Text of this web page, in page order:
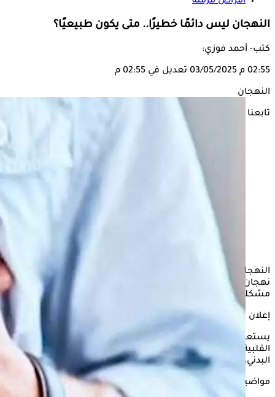
النهجان ليس دائمًا خطيرًا.. متى يكون طبيعيًا؟
كتب- أحمد فوزي:
02:55 م 03/05/2025 تعديل في 02:55 م
النهجان
تابعنا على
النهجان، هو عرض من أعراض الأزمات القلبية، لكن ليس كل
نهجان دليل على وجوود مشكلة في القلب، فقد يدل على وجود
مشكلة في الصدر او المر ئ او مشكلة بدنية.
إعلان
يستعرض "الكونسلتو" في التقرير التالي، تشابه أعراض الأزمة
القلبية مع مشكلات صحية أخرى في الصدر والمرئ والنشاط
البدني، وما هي اسباب النهجان.
مواضيع ذات صلة